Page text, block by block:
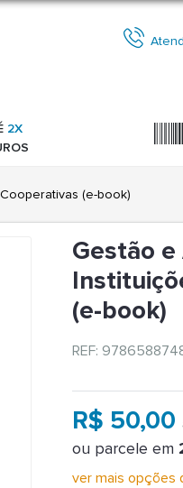
2X
(e-book)
Gestão
(e-book)
REF:
R$ 50,00
ou parcele em
ver mais opções